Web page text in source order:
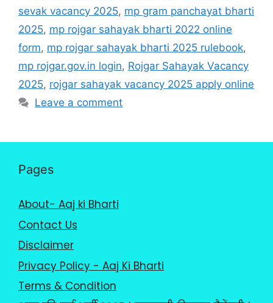
sevak vacancy 2025, mp gram panchayat bharti
2025, mp rojgar sahayak bharti 2022 online
form, mp rojgar sahayak bharti 2025 rulebook,
mp rojgar.gov.in login, Rojgar Sahayak Vacancy
2025, rojgar sahayak vacancy 2025 apply online
Leave a comment
Pages
About- Aaj ki Bharti
Contact Us
Disclaimer
Privacy Policy - Aaj Ki Bharti
Terms & Condition